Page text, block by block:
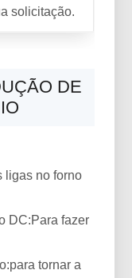
solicitação.
DE
ligas no forno
DC:Para fazer
tornar a